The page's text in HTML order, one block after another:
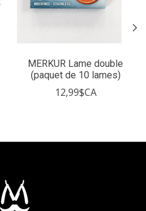
MERKUR Lame double
(paquet de 10 lames)
12,99$CA